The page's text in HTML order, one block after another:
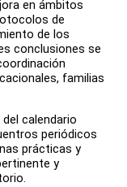
en ámbitos
de
de los
conclusiones se
familias
calendario
periódicos
prácticas y
y